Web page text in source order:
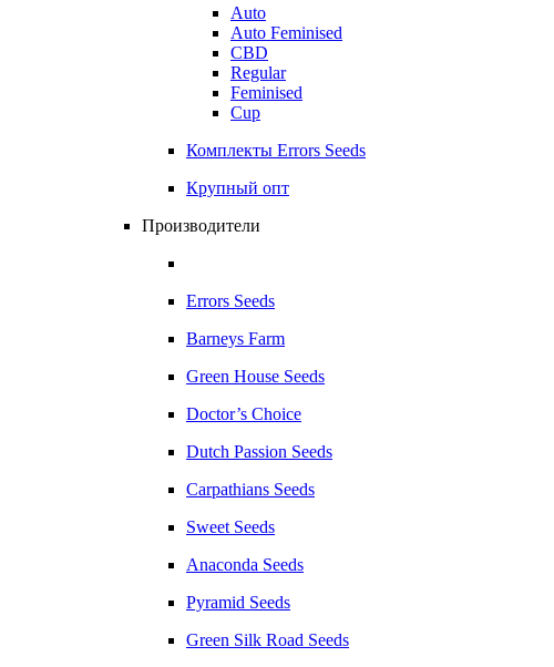
Auto
Auto Feminised
CBD
Regular
Feminised
Cup
Комплекты Errors Seeds
Крупный опт
Производители
Errors Seeds
Barneys Farm
Green House Seeds
Doctor’s Choice
Dutch Passion Seeds
Carpathians Seeds
Sweet Seeds
Anaconda Seeds
Pyramid Seeds
Green Silk Road Seeds